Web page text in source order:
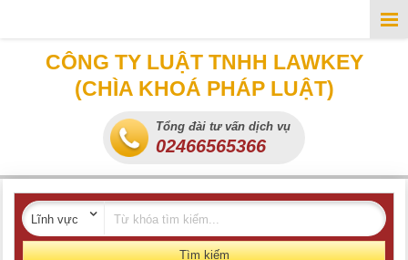
CÔNG TY LUẬT TNHH LAWKEY
(CHÌA KHOÁ PHÁP LUẬT)
Tổng đài tư vấn dịch vụ
02466565366
Tìm kiếm